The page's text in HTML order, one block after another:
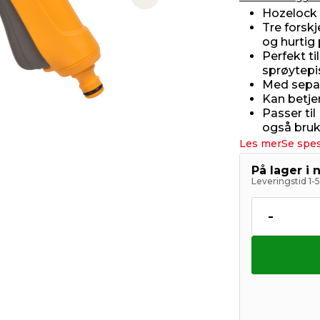
Tre
og hurtig
Perfekt
Med
Kan
Passer
også
Les merSe
På lager i
Leveringstid 1-
-